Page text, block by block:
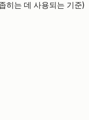
히는 데 사용되는 기준)